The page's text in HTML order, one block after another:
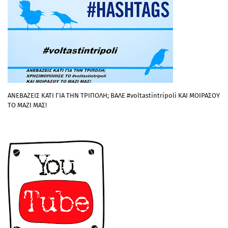
ΑΝΕΒΑΖΕΙΣ ΚΑΤΙ ΓΙΑ ΤΗΝ ΤΡΙΠΟΛΗ; ΒΑΛΕ #voltastintripoli ΚΑΙ ΜΟΙΡΑΣΟΥ
ΤΟ ΜΑΖΙ ΜΑΣ!